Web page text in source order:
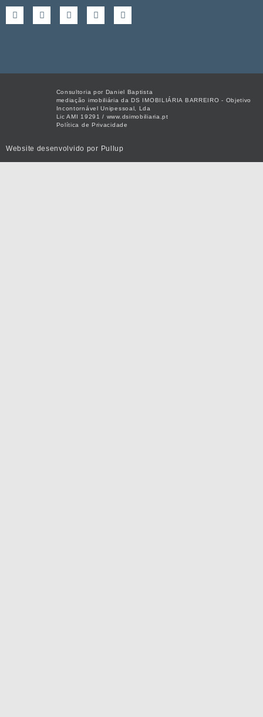
Consultoria por Daniel Baptista
mediação imobiliária da DS IMOBILIÁRIA BARREIRO - Objetivo
Incontornável Unipessoal, Lda
Lic AMI 19291 / www.dsimobiliaria.pt
Política de Privacidade
Website desenvolvido por Pullup